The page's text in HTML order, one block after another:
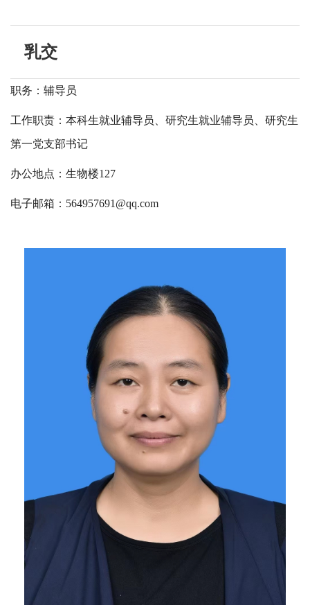
乳交
职务：辅导员
工作职责：本科生就业辅导员、研究生就业辅导员、研究生
第一党支部书记
办公地点：生物楼127
电子邮箱： 564957691@qq.com